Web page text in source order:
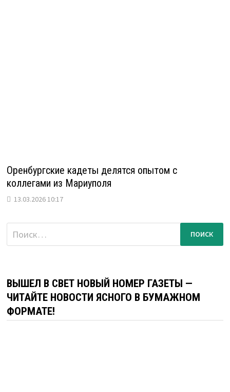
Оренбургские кадеты делятся опытом с
коллегами из Мариуполя
13.03.2026 10:17
Найти:
ВЫШЕЛ В СВЕТ НОВЫЙ НОМЕР ГАЗЕТЫ —
ЧИТАЙТЕ НОВОСТИ ЯСНОГО В БУМАЖНОМ
ФОРМАТЕ!